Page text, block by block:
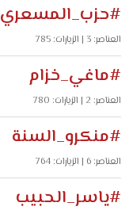
#حزب_المسعري
العناصر: 3 | الزيارات: 785
#ماغي_خزام
العناصر: 2 | الزيارات: 780
#منكرو_السنة
العناصر: 6 | الزيارات: 764
#ياسر_الحبيب